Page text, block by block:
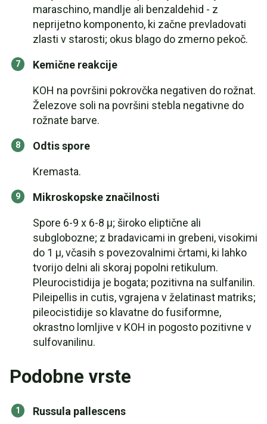
maraschino, mandlje ali benzaldehid - z
neprijetno komponento, ki začne prevladovati
zlasti v starosti; okus blago do zmerno pekoč.
Kemične reakcije
KOH na površini pokrovčka negativen do rožnat.
Železove soli na površini stebla negativne do
rožnate barve.
Odtis spore
Kremasta.
Mikroskopske značilnosti
Spore 6-9 x 6-8 µ; široko eliptične ali
subglobozne; z bradavicami in grebeni, visokimi
do 1 µ, včasih s povezovalnimi črtami, ki lahko
tvorijo delni ali skoraj popolni retikulum.
Pleurocistidija je bogata; pozitivna na sulfanilin.
Pileipellis in cutis, vgrajena v želatinast matriks;
pileocistidije so klavatne do fusiformne,
okrastno lomljive v KOH in pogosto pozitivne v
sulfovanilinu.
Podobne vrste
Russula pallescens